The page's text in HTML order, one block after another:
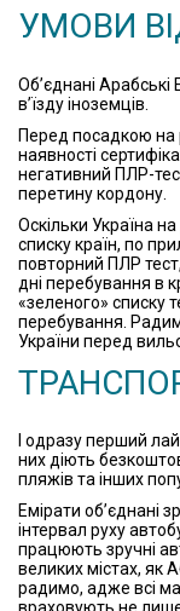
УМОВИ
Об’єднані
в’їзду іноземців.
Перед посадкою на
наявності
негативний ПЛР-
перетину кордону.
Оскільки Україна
списку країн, по
повторний ПЛР
дні перебування в
«зеленого» списку
перебування.
України перед
І одразу перший
них діють
пляжів та інших
Емірати об’єднані
інтервал руху
працюють зручні
великих містах, як
радимо, адже всі